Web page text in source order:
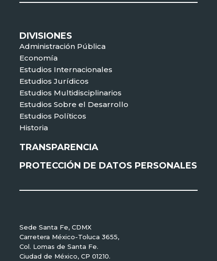
DIVISIONES
Administración Pública
Economía
Estudios Internacionales
Estudios Jurídicos
Estudios Multidisciplinarios
Estudios Sobre el Desarrollo
Estudios Políticos
Historia
TRANSPARENCIA
PROTECCIÓN DE DATOS PERSONALES
Sede Santa Fe, CDMX
Carretera México-Toluca 3655,
Col. Lomas de Santa Fe.
Ciudad de México, CP 01210.